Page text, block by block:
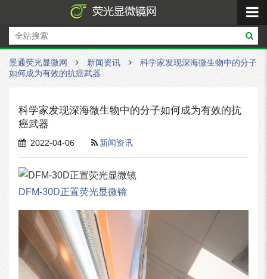
景通荧光显微网 新闻资讯
科学家发现深海微生物中的分子
如何成为有效的抗癌武器
科学家发现深海微生物中的分子如何成为有效的抗
癌武器
2022-04-06 新闻资讯
DFM-30D正置荧光显微镜